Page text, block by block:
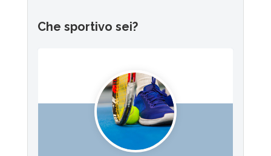
Che sportivo sei?